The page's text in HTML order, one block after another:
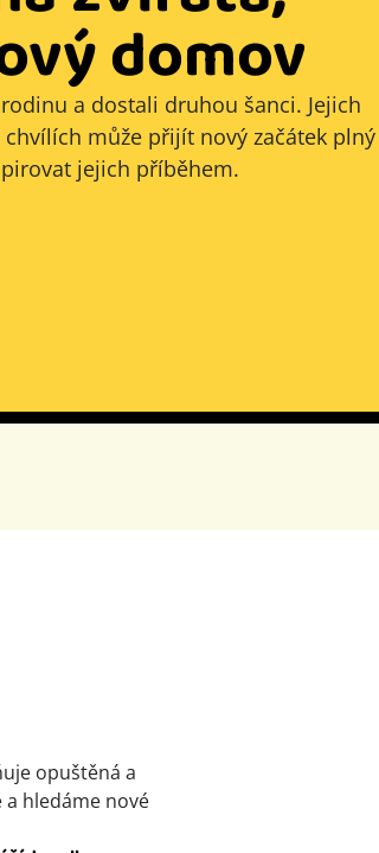
domov
a dostali druhou šanci. Jejich
může přijít nový začátek plný
jejich příběhem.
opuštěná a
hledáme nové